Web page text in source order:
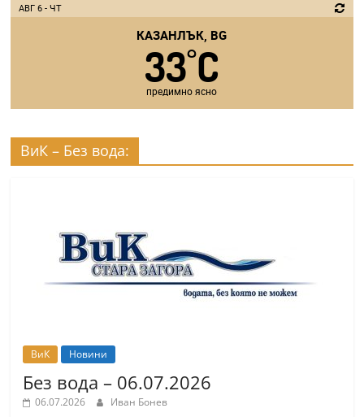
АВГ 6 - ЧТ
КАЗАНЛЪК, BG
33°C
предимно ясно
ВиК – Без вода:
ВиК Новини
Без вода – 06.07.2026
06.07.2026 Иван Бонев